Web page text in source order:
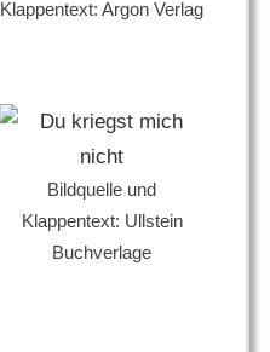
Klappentext: Argon Verlag
Bildquelle und
Klappentext: Ullstein
Buchverlage